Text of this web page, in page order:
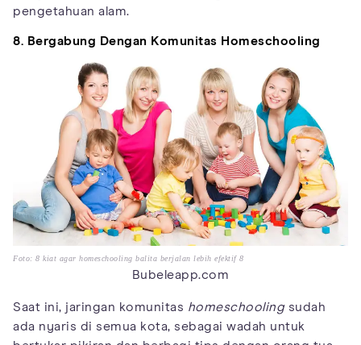
pengetahuan alam.
8. Bergabung Dengan Komunitas Homeschooling
Foto: 8 kiat agar homeschooling balita berjalan lebih efektif 8
Bubeleapp.com
Saat ini, jaringan komunitas homeschoolingsudah
ada nyaris di semua kota, sebagai wadah untuk